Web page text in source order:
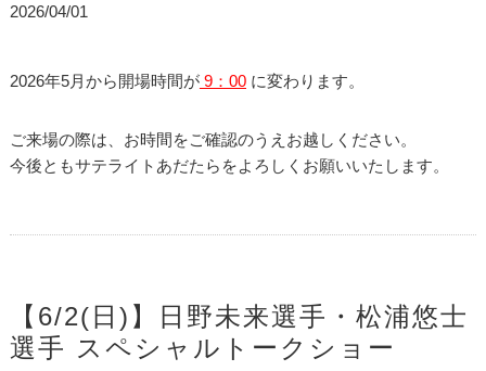
2026/04/01
2026年5月から開場時間が9：00に変わります。
ご来場の際は、お時間をご確認のうえお越しください。
今後ともサテライトあだたらをよろしくお願いいたします。
【6/2(日)】日野未来選手・松浦悠士
選手 スペシャルトークショー